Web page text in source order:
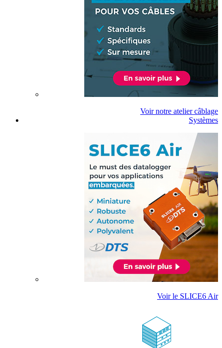
Voir notre atelier câblage
Systèmes
Voir le SLICE6 Air